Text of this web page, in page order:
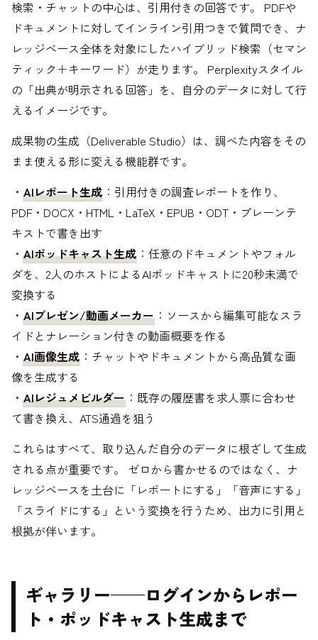
検索・チャットの中心は、引用付きの回答です。 PDFや
ドキュメントに対してインライン引用つきで質問でき、ナ
レッジベース全体を対象にしたハイブリッド検索（セマン
ティック＋キーワード）が走ります。 Perplexityスタイル
の「出典が明示される回答」を、自分のデータに対して行
えるイメージです。
成果物の生成（Deliverable Studio）は、調べた内容をその
まま使える形に変える機能群です。
・ AIレポート生成 ：引用付きの調査レポートを作り、
PDF・DOCX・HTML・LaTeX・EPUB・ODT・プレーンテ
キストで書き出す
・ AIポッドキャスト生成 ：任意のドキュメントやフォル
ダを、2人のホストによるAIポッドキャストに20秒未満で
変換する
・ AIプレゼン/動画メーカー ：ソースから編集可能なスラ
イドとナレーション付きの動画概要を作る
・ AI画像生成 ：チャットやドキュメントから高品質な画
像を生成する
・ AIレジュメビルダー ：既存の履歴書を求人票に合わせ
て書き換え、ATS通過を狙う
これらはすべて、取り込んだ自分のデータに根ざして生成
される点が重要です。 ゼロから書かせるのではなく、ナ
レッジベースを土台に「レポートにする」「音声にする」
「スライドにする」という変換を行うため、出力に引用と
根拠が伴います。
ギャラリー——ログインからレポー
ト・ポッドキャスト生成まで